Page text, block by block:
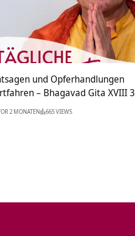
und Opferhandlungen
– Bhagavad Gita XVIII 3
2 MONATEN 665 VIEWS